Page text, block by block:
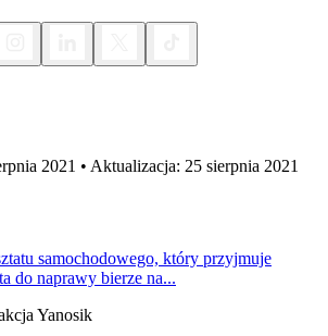
2021 • Aktualizacja: 25 sierpnia 2021
samochodowego, który przyjmuje
do naprawy bierze na...